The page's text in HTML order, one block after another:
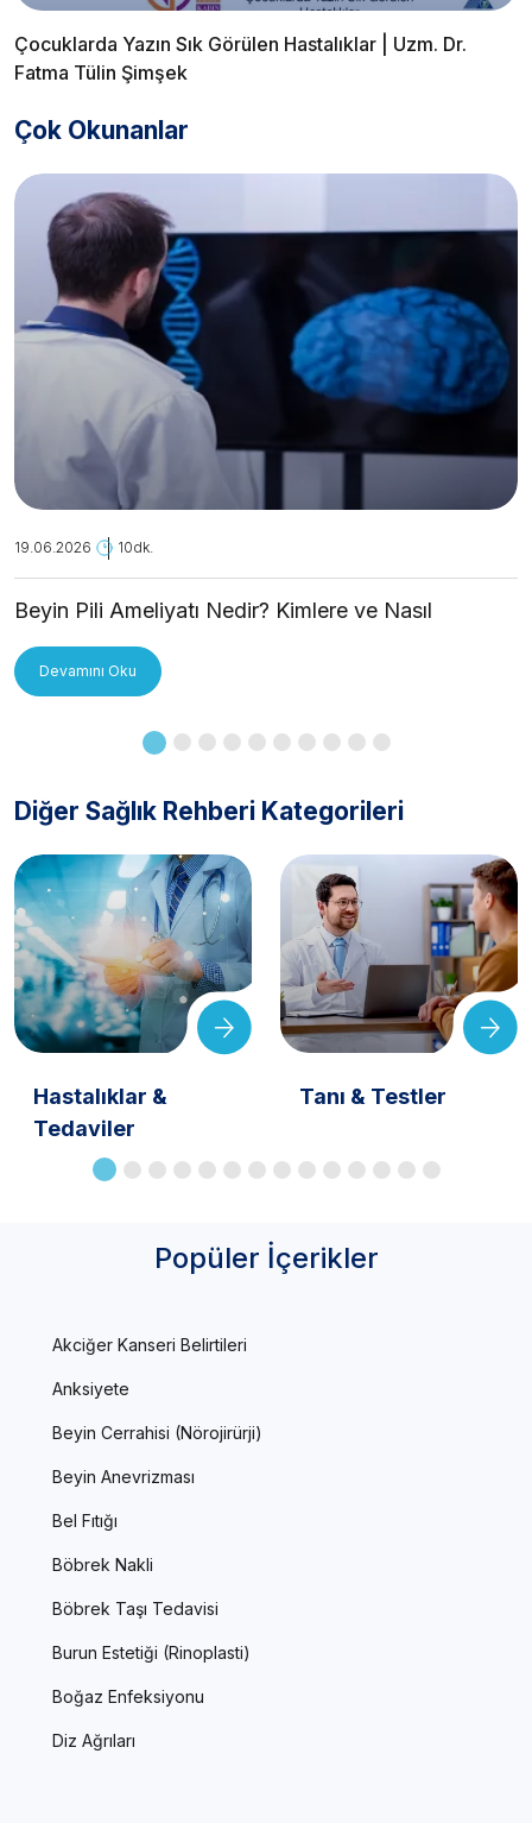
Çocuklarda Yazın Sık Görülen Hastalıklar | Uzm. Dr.
Fatma Tülin Şimşek
Çok Okunanlar
19.06.2026 10dk.
Beyin Pili Ameliyatı Nedir? Kimlere ve Nasıl
Devamını Oku
Diğer Sağlık Rehberi Kategorileri
Hastalıklar &
Tedaviler
Tanı & Testler
Popüler İçerikler
Akciğer Kanseri Belirtileri
Anksiyete
Beyin Cerrahisi (Nörojirürji)
Beyin Anevrizması
Bel Fıtığı
Böbrek Nakli
Böbrek Taşı Tedavisi
Burun Estetiği (Rinoplasti)
Boğaz Enfeksiyonu
Diz Ağrıları